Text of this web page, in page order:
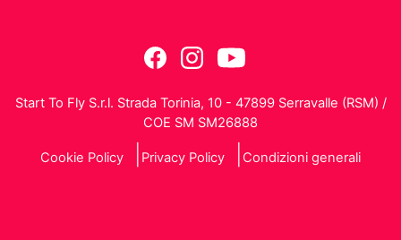
Start To Fly S.r.l. Strada Torinia, 10 - 47899 Serravalle (RSM) /
COE SM SM26888
Cookie Policy Privacy Policy Condizioni generali